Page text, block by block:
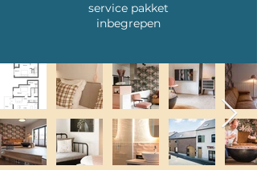
service pakket
inbegrepen